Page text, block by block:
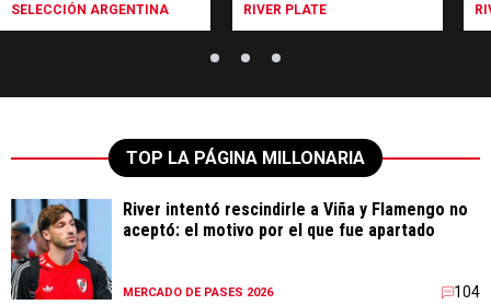
SELECCIÓN ARGENTINA RIVER PLATE
TOP LA PÁGINA MILLONARIA
River intentó rescindirle a Viña y Flamengo no
aceptó: el motivo por el que fue apartado
MERCADO DE PASES 2026 104